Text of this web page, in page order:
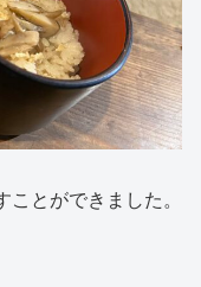
とができました。